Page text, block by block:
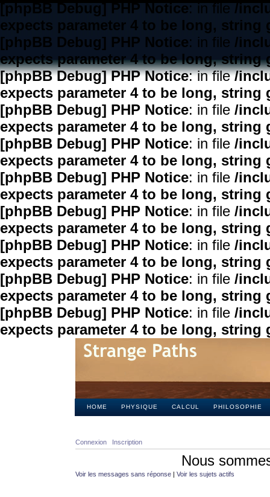
[phpBB Debug] PHP Notice: in file/
expects parameter 4 to be long, string
[phpBB Debug] PHP Notice: in file /
expects parameter 4 to be long, string
[phpBB Debug] PHP Notice: in file/
expects parameter 4 to be long, string
[phpBB Debug] PHP Notice: in file /
expects parameter 4 to be long, string
[phpBB Debug] PHP Notice: in file /
expects parameter 4 to be long, string
[phpBB Debug] PHP Notice: in file /
expects parameter 4 to be long, string
[phpBB Debug] PHP Notice: in file /
expects parameter 4 to be long, string
[phpBB Debug] PHP Notice: in file /
expects parameter 4 to be long, string
[phpBB Debug] PHP Notice: in file /
expects parameter 4 to be long, string
[phpBB Debug] PHP Notice: in file /
expects parameter 4 to be long, string
HOME PHYSIQUE CALCUL PHILOSOPHIE
Connexion Inscription
Nous
Voir les messages sans réponse | Voir les sujets actifs